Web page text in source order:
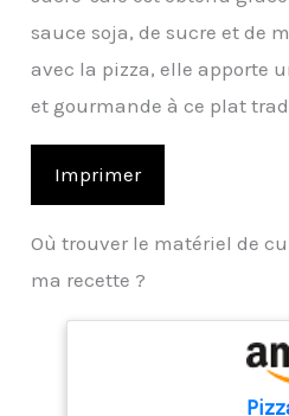
sauce soja, de sucre et de
avec la pizza, elle apporte
et gourmande à ce plat
Imprimer
Où trouver le matériel de
ma recette ?